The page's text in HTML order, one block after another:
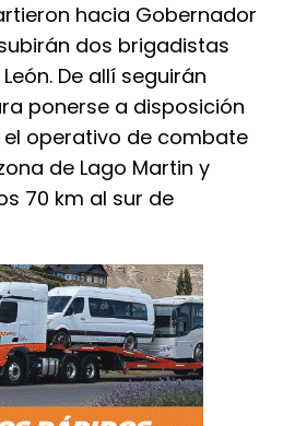
hacia Gobernador
dos brigadistas
De allí seguirán
ponerse a disposición
el operativo de combate
de Lago Martin y
70 km al sur de